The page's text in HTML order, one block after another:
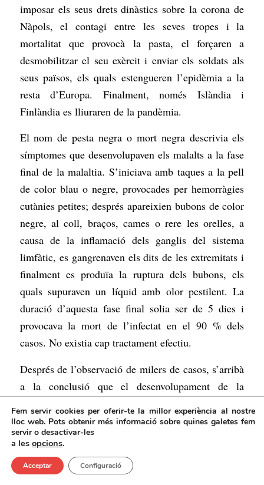
imposar els seus drets dinàstics sobre la corona de
Nàpols, el contagi entre les seves tropes i la
mortalitat que provocà la pasta, el forçaren a
desmobilitzar el seu exèrcit i enviar els soldats als
seus països, els quals estengueren l’epidèmia a la
resta d’Europa. Finalment, només Islàndia i
Finlàndia es lliuraren de la pandèmia.
El nom de pesta negra o mort negra descrivia els
símptomes que desenvolupaven els malalts a la fase
final de la malaltia. S’iniciava amb taques a la pell
de color blau o negre, provocades per hemorràgies
cutànies petites; després apareixien bubons de color
negre, al coll, braços, cames o rere les orelles, a
causa de la inflamació dels ganglis del sistema
limfàtic, es gangrenaven els dits de les extremitats i
finalment es produïa la ruptura dels bubons, els
quals supuraven un líquid amb olor pestilent. La
duració d’aquesta fase final solia ser de 5 dies i
provocava la mort de l’infectat en el 90 % dels
casos. No existia cap tractament efectiu.
Després de l’observació de milers de casos, s’arribà
a la conclusió que el desenvolupament de la
infectat que superava aquell temps no tornava a
recaure-hi. Des d’aquell moment, tota aquella
persona que pretengués entrar a un poble o ciutat
havia de romandre aïllat durant 40 dies.
Fem servir cookies per oferir-te la millor experiència al nostre
lloc web. Pots obtenir més informació sobre quines galetes fem
servir o desactivar-les
a les opcions.
Acceptar Configuració